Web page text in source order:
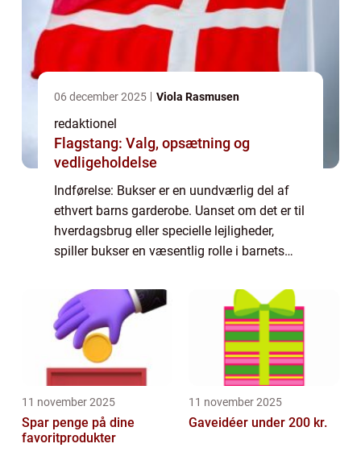
06 december 2025 Viola Rasmusen
redaktionel
Flagstang: Valg, opsætning og
vedligeholdelse
Indførelse: Bukser er en uundværlig del af
ethvert barns garderobe. Uanset om det er til
hverdagsbrug eller specielle lejligheder,
spiller bukser en væsentlig rolle i barnets
hvorfor det er vigtigt at v...
11 november 2025
Spar penge på dine
favoritprodukter
11 november 2025
Gaveidéer under 200 kr.